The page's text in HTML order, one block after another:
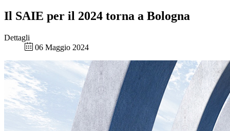
Il SAIE per il 2024 torna a Bologna
Dettagli
06 Maggio 2024